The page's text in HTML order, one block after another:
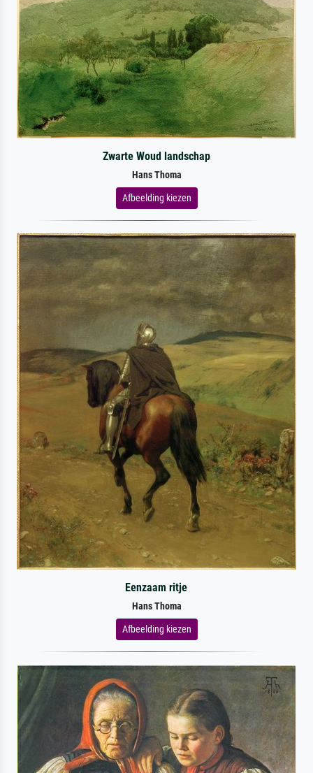
Zwarte Woud landschap
Hans Thoma
Afbeelding kiezen
Eenzaam ritje
Hans Thoma
Afbeelding kiezen